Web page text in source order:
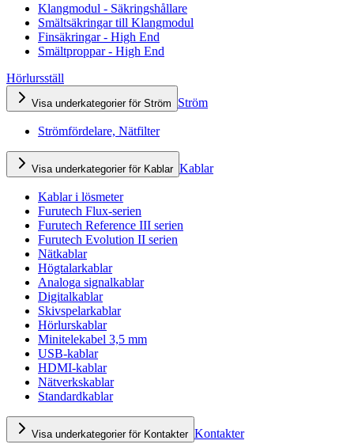
Klangmodul - Säkringshållare
Smältsäkringar till Klangmodul
Finsäkringar - High End
Smältproppar - High End
Hörlursställ
Visa underkategorier för Ström Ström
Strömfördelare, Nätfilter
Visa underkategorier för Kablar Kablar
Kablar i lösmeter
Furutech Flux-serien
Furutech Reference III serien
Furutech Evolution II serien
Nätkablar
Högtalarkablar
Analoga signalkablar
Digitalkablar
Skivspelarkablar
Hörlurskablar
Minitelekabel 3,5 mm
USB-kablar
HDMI-kablar
Nätverkskablar
Standardkablar
Visa underkategorier för Kontakter Kontakter